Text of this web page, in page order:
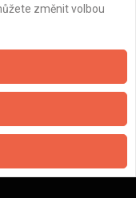
údajů
cookie
změnit volbou